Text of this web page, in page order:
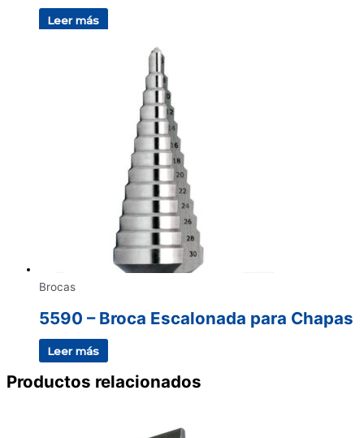
Leer más
Brocas
5590 – Broca Escalonada para Chapas
Leer más
Productos relacionados